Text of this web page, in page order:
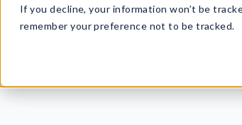
If you decline, your information won’t be
remember your preference not to be tracked.